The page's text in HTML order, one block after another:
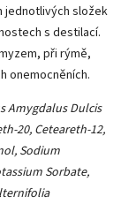
jednotlivých složek
s destilací.
při rýmě,
onemocněních.
Amygdalus Dulcis
20, Ceteareth-12,
Sodium
Sorbate,